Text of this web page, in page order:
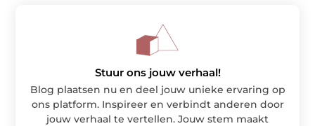
Stuur ons jouw verhaal!
Blog plaatsen nu en deel jouw unieke ervaring op
ons platform. Inspireer en verbindt anderen door
jouw verhaal te vertellen. Jouw stem maakt